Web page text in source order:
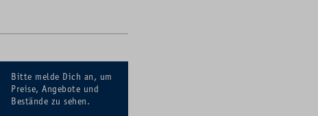
Bitte melde Dich an, um
Preise, Angebote und
Bestände zu sehen.